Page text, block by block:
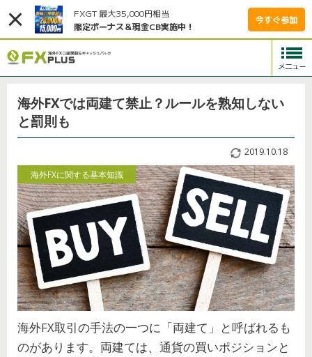
FXGT 最大35,000円相当
限定ボーナス＆現金CB実施中！
今すぐ参加
海外FXでは両建て禁止？ルールを熟知しない
と罰則も
2019.10.18
海外FXに関する基本知識
海外FX取引の手法の一つに「両建て」と呼ばれるも
のがあります。両建ては、通貨の買いポジションと